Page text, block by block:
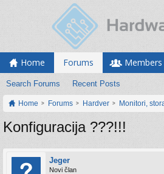
Home Forums
Search Forums Recent Posts
Members
Home Forums Hardver Monitori,
Konfiguracija ???!!!
Jeger
Novi član